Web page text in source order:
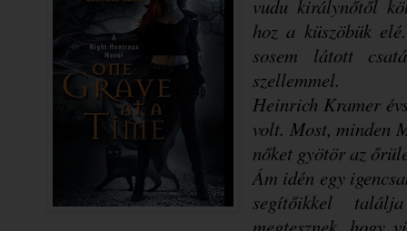
vudu királynőtől
hoz a küszöbük
sosem látott
szellemmel.
Heinrich Kramer
volt. Most, minden
nőket gyötör az
Ám idén egy
segítőikkel